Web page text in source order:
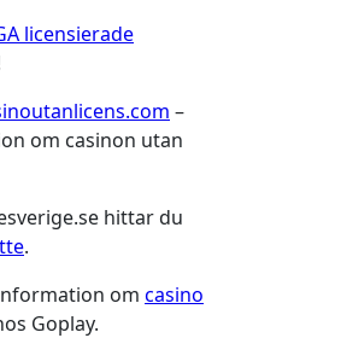
licensierade
–
om casinon utan
hittar du
.
om casino
Goplay.